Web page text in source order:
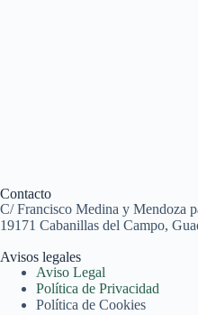
Contacto
C/ Francisco Medina y Mendoza
19171 Cabanillas del Campo,
Avisos legales
Aviso Legal
Política de Privacidad
Política de Cookies